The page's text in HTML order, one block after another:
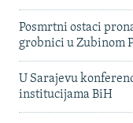
Posmrtni ostaci
grobnici u Zubinom
U Sarajevu
institucijama BiH